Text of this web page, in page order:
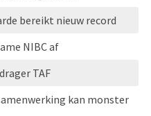
bereikt nieuw record
NIBC af
TAF
kan monster